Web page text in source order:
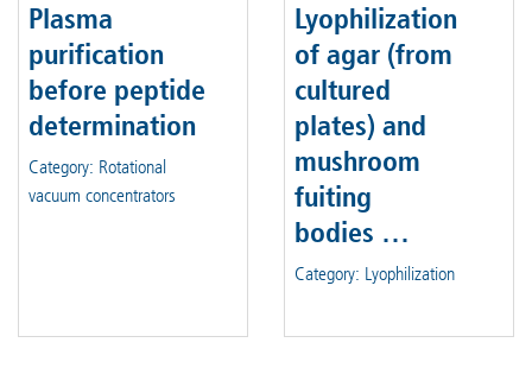
Plasma
purification
before peptide
determination
Category: Rotational
vacuum concentrators
Lyophilization
of agar (from
cultured
plates) and
mushroom
fuiting
bodies …
Category: Lyophilization